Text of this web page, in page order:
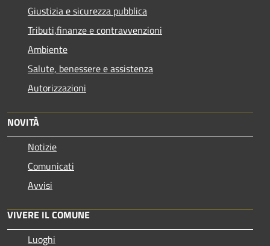
Giustizia e sicurezza pubblica
Tributi,finanze e contravvenzioni
Ambiente
Salute, benessere e assistenza
Autorizzazioni
NOVITÀ
Notizie
Comunicati
Avvisi
VIVERE IL COMUNE
Luoghi